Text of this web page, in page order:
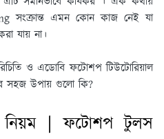
সংক্রান্ত এমন কোন কাজ নেই যা
যায় না।
ও এডোবি ফটোশপ টিউটোরিয়াল
সহজ উপায় গুলো কি?
| ফটোশপ টুলস